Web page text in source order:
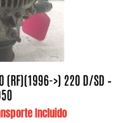
>) 220 D/SD –
Incluido